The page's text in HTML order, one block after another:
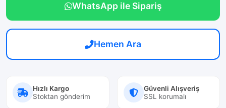
WhatsApp ile Sipariş
Hemen Ara
Hızlı Kargo
Stoktan gönderim
Güvenli Alışveriş
SSL korumalı